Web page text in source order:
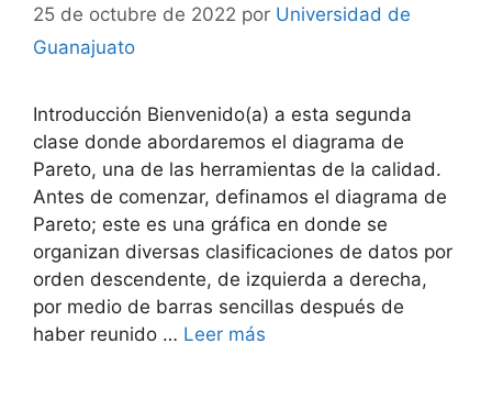
25 de octubre de 2022 por Universidad de
Guanajuato
Introducción Bienvenido(a) a esta segunda
clase donde abordaremos el diagrama de
Pareto, una de las herramientas de la calidad.
Antes de comenzar, definamos el diagrama de
Pareto; este es una gráfica en donde se
organizan diversas clasificaciones de datos por
orden descendente, de izquierda a derecha,
por medio de barras sencillas después de
haber reunido … Leer más